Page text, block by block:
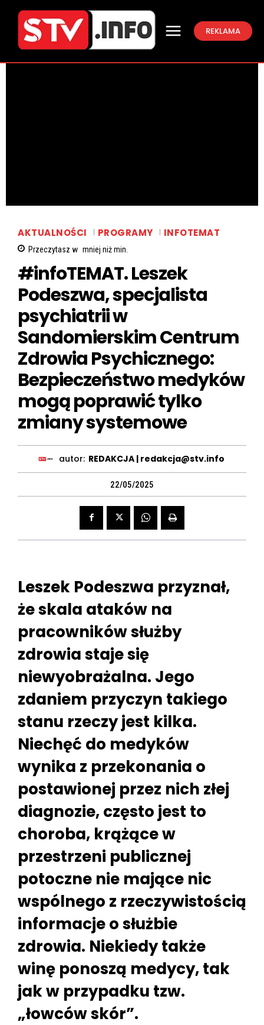
REKLAMA
AKTUALNOŚCI PROGRAMY INFOTEMAT
Przeczytasz w mniej niżmin.
#infoTEMAT. Leszek
Podeszwa, specjalista
psychiatrii w
Sandomierskim Centrum
Zdrowia Psychicznego:
Bezpieczeństwo medyków
mogą poprawić tylko
zmiany systemowe
autor: REDAKCJA | redakcja@stv.info
22/05/2025
Leszek Podeszwa przyznał,
że skala ataków na
pracowników służby
zdrowia staje się
niewyobrażalna. Jego
zdaniem przyczyn takiego
stanu rzeczy jest kilka.
Niechęć do medyków
wynika z przekonania o
postawionej przez nich złej
diagnozie, często jest to
choroba, krążące w
przestrzeni publicznej
potoczne nie mające nic
wspólnego z rzeczywistością
informacje o służbie
zdrowia. Niekiedy także
winę ponoszą medycy, tak
jak w przypadku tzw.
„łowców skór”.